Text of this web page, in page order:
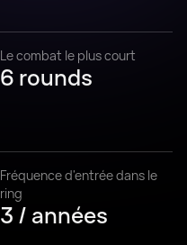
Le combat le plus court
6 rounds
Fréquence d'entrée dans le
ring
3 / années